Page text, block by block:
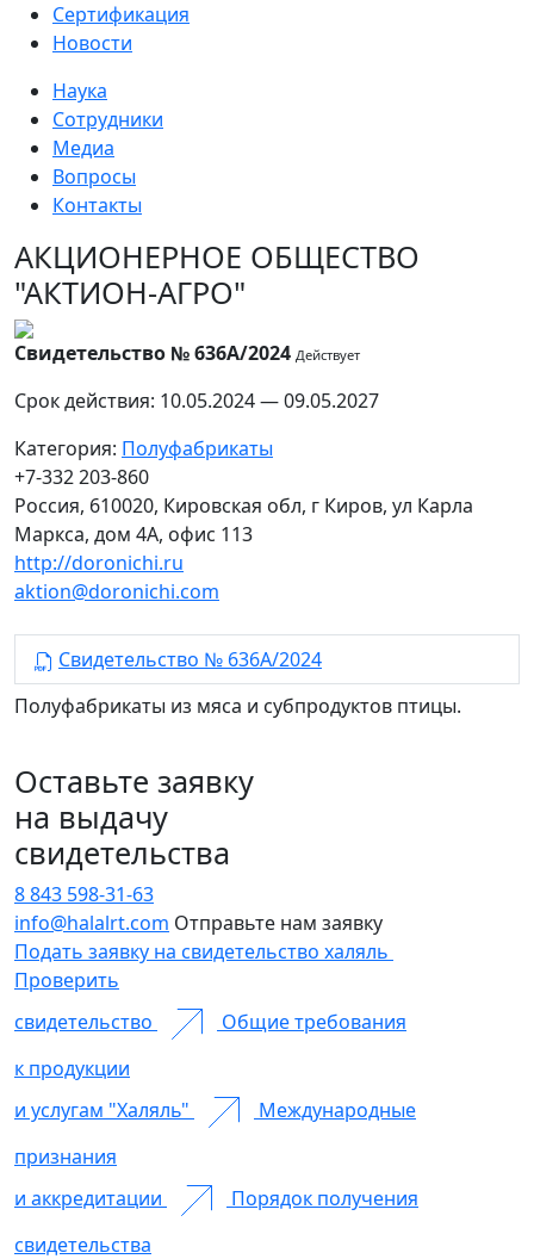
Сертификация
Новости
Наука
Сотрудники
Медиа
Вопросы
Контакты
АКЦИОНЕРНОЕ ОБЩЕСТВО
"АКТИОН-АГРО"
Свидетельство № 636А/2024 Действует
Срок действия: 10.05.2024 — 09.05.2027
Категория: Полуфабрикаты
+7-332 203-860
Россия, 610020, Кировская обл, г Киров, ул Карла
Маркса, дом 4А, офис 113
http://doronichi.ru
aktion@doronichi.com
Свидетельство № 636А/2024
Полуфабрикаты из мяса и субпродуктов птицы.
Оставьте заявку
на выдачу
свидетельства
8 843 598-31-63
info@halalrt.com Отправьте нам заявку
Подать заявку на свидетельство халяль
Проверить
свидетельство
Общие требования
к продукции
и услугам "Халяль"
Международные
признания
и аккредитации
Порядок получения
свидетельства